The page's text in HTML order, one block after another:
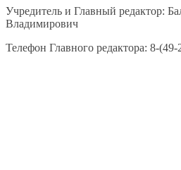
Учредитель и Главный редактор:
Владимирович
Телефон Главного редактора: 8-